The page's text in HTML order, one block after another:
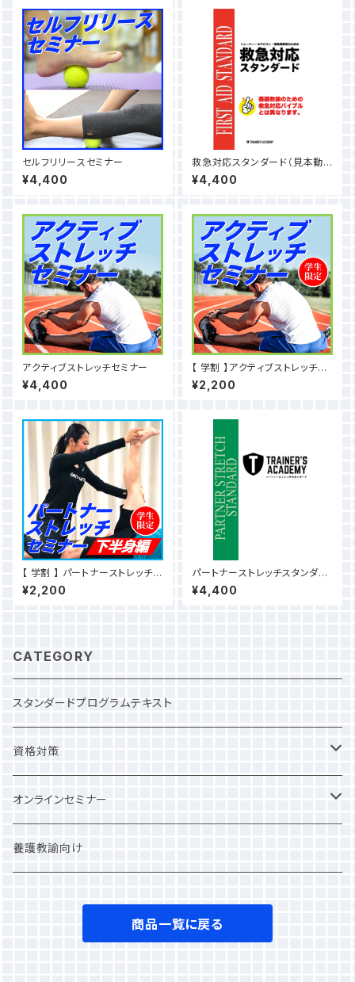
セルフリリースセミナー
¥4,400
救急対応スタンダード（見本動
画付き） ※養護教諭のための
救急対応バイブルとは異なりま
¥4,400
アクティブストレッチセミナー
¥4,400
【 学割 】アクティブストレッチセ
ミナー
¥2,200
【 学割 】 パートナーストレッチ下
半身編セミナー
¥2,200
パートナーストレッチスタンダー
ドテキスト（見本動画付）
¥4,400
CATEGORY
スタンダードプログラムテキスト
資格対策
NSCA
JATI
健康運動実践指導者
オンラインセミナー
一般価格
養護教諭向け
商品一覧に戻る